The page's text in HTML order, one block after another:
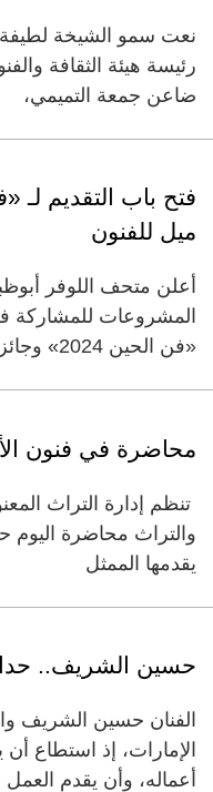
نعت سمو الشيخة
رئيسة هيئة الثقافة
ضاعن جمعة التميمي،
فتح باب التقديم لـ
ميل للفنون
أعلن متحف اللوفر
المشروعات للمشاركة
«فن الحين 2024» وجائزة
‏محاضرة في فنون
‏تنظم إدارة التراث
والتراث محاضرة اليوم
يقدمها الممثل
حسين الشريف..
الفنان حسين الشريف
الإمارات، إذ استطاع
أعماله، وأن يقدم العمل